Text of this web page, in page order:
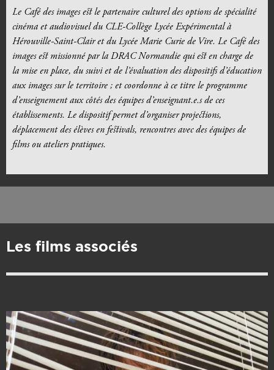
Le Café des images est le partenaire culturel des options de spécialité
cinéma et audiovisuel du CLE-Collège Lycée Expérimental à
Hérouville-Saint-Clair et du Lycée Marie Curie de Vire. Le Café des
images est missionné par la DRAC Normandie qui est en charge de
la mise en place, du suivi et de l’évaluation des dispositifs d’éducation
aux images sur le territoire ; et coordonne à ce titre le programme
d’enseignement aux côtés des équipes d’enseignant.e.s de ces
établissements. Le dispositif permet d’organiser projections,
déplacement des élèves en festivals, rencontres avec des équipes de
films ou ateliers pratiques.
Les films associés